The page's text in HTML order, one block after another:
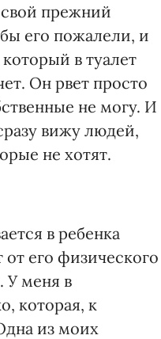
свой прежний
его пожалели, и
в туалет
Он рвет просто
не могу. И
вижу людей,
не хотят.
в ребенка
его физического
У меня в
которая, к
из моих